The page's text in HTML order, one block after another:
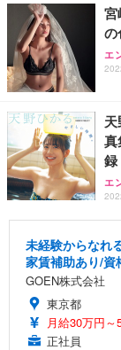
宮
の
エ
真
録
エ
未経験からなれ
家賃補助あり/資
GOEN株式会社
東京都
月給30万円～
正社員